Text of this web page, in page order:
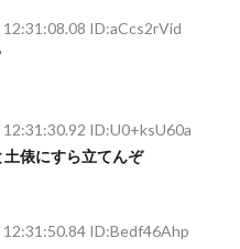
ID:aCcs2rVid
ID:U0+ksU60a
俵にすら立てんぞ
ID:Bedf46Ahp